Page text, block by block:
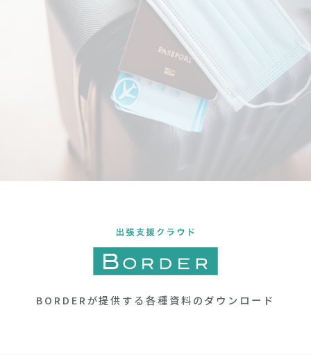
BORDERが提供する各種資料のダウンロード